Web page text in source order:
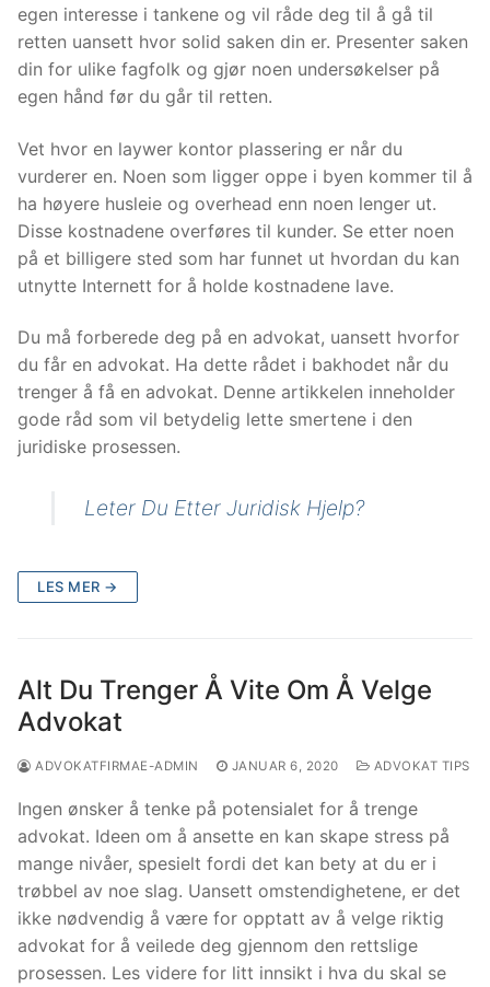
egen interesse i tankene og vil råde deg til å gå til
retten uansett hvor solid saken din er. Presenter saken
din for ulike fagfolk og gjør noen undersøkelser på
egen hånd før du går til retten.
Vet hvor en laywer kontor plassering er når du
vurderer en. Noen som ligger oppe i byen kommer til å
ha høyere husleie og overhead enn noen lenger ut.
Disse kostnadene overføres til kunder. Se etter noen
på et billigere sted som har funnet ut hvordan du kan
utnytte Internett for å holde kostnadene lave.
Du må forberede deg på en advokat, uansett hvorfor
du får en advokat. Ha dette rådet i bakhodet når du
trenger å få en advokat. Denne artikkelen inneholder
gode råd som vil betydelig lette smertene i den
juridiske prosessen.
Leter Du Etter Juridisk Hjelp?
LES MER →
Alt Du Trenger Å Vite Om Å Velge
Advokat
ADVOKATFIRMAE-ADMIN JANUAR 6, 2020 ADVOKAT TIPS
Ingen ønsker å tenke på potensialet for å trenge
advokat. Ideen om å ansette en kan skape stress på
mange nivåer, spesielt fordi det kan bety at du er i
trøbbel av noe slag. Uansett omstendighetene, er det
ikke nødvendig å være for opptatt av å velge riktig
advokat for å veilede deg gjennom den rettslige
prosessen. Les videre for litt innsikt i hva du skal se